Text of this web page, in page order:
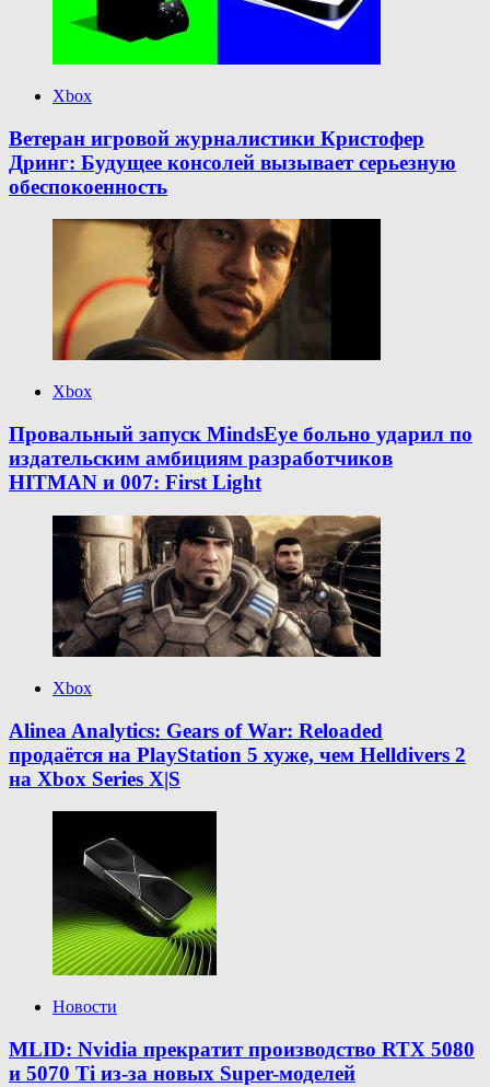
Xbox
Ветеран игровой журналистики Кристофер
Дринг: Будущее консолей вызывает серьезную
обеспокоенность
Xbox
Провальный запуск MindsEye больно ударил по
издательским амбициям разработчиков
HITMAN и 007: First Light
Xbox
Alinea Analytics: Gears of War: Reloaded
продаётся на PlayStation 5 хуже, чем Helldivers 2
на Xbox Series X|S
Новости
MLID: Nvidia прекратит производство RTX 5080
и 5070 Ti из-за новых Super-моделей